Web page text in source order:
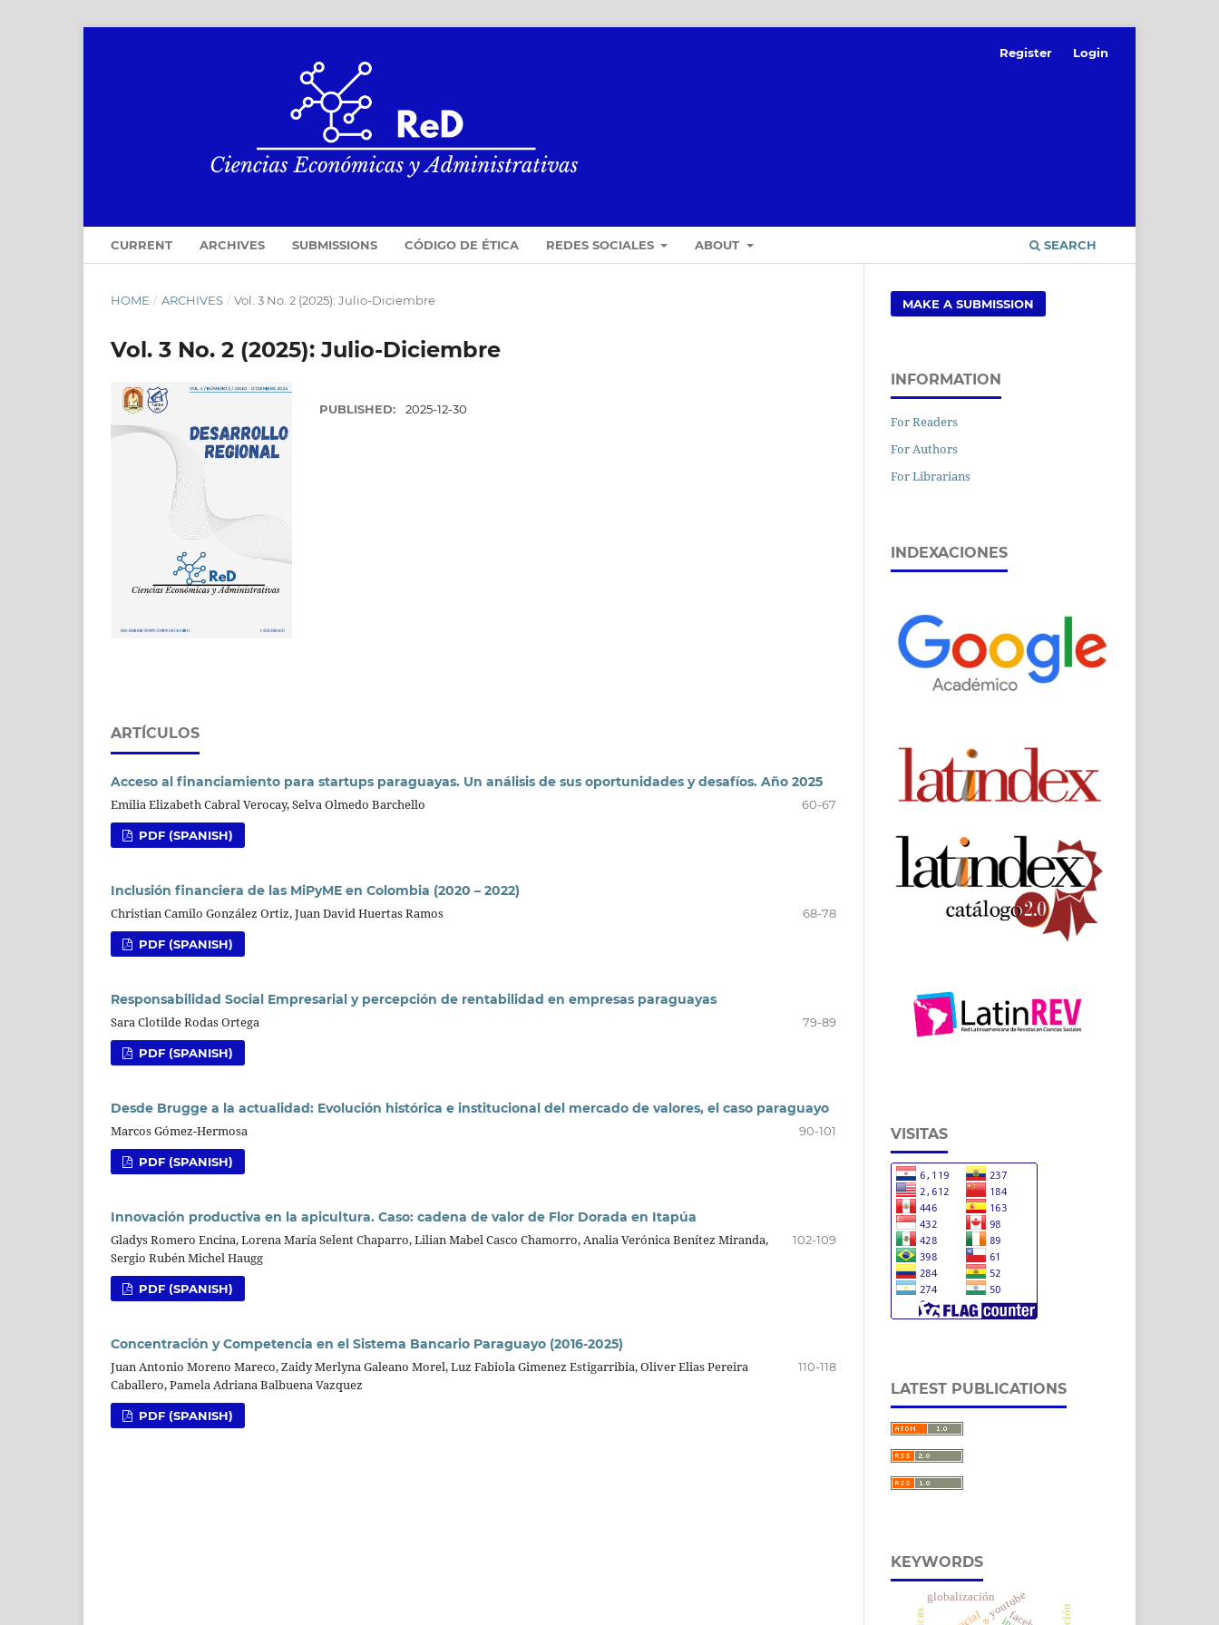
CURRENT ARCHIVES SUBMISSIONS CÓDIGO DE ÉTICA REDES SOCIALES ABOUT SEARCH
Register Login
HOME / ARCHIVES / Vol. 3 No. 2 (2025): Julio-Diciembre
Vol. 3 No. 2 (2025): Julio-Diciembre
PUBLISHED: 2025-12-30
ARTÍCULOS
Acceso al financiamiento para startups paraguayas. Un análisis de sus oportunidades y desafíos. Año 2025
Emilia Elizabeth Cabral Verocay, Selva Olmedo Barchello
60-67
PDF (SPANISH)
Inclusión financiera de las MiPyME en Colombia (2020 – 2022)
Christian Camilo González Ortiz, Juan David Huertas Ramos
68-78
PDF (SPANISH)
Responsabilidad Social Empresarial y percepción de rentabilidad en empresas paraguayas
Sara Clotilde Rodas Ortega
79-89
PDF (SPANISH)
Desde Brugge a la actualidad: Evolución histórica e institucional del mercado de valores, el caso paraguayo
Marcos Gómez-Hermosa
90-101
PDF (SPANISH)
Innovación productiva en la apicultura. Caso: cadena de valor de Flor Dorada en Itapúa
Gladys Romero Encina, Lorena María Selent Chaparro, Lilian Mabel Casco Chamorro, Analia Verónica Benítez Miranda,
Sergio Rubén Michel Haugg
102-109
PDF (SPANISH)
Concentración y Competencia en el Sistema Bancario Paraguayo (2016-2025)
Juan Antonio Moreno Mareco, Zaidy Merlyna Galeano Morel, Luz Fabiola Gimenez Estigarribia, Oliver Elias Pereira
Caballero, Pamela Adriana Balbuena Vazquez
110-118
PDF (SPANISH)
MAKE A SUBMISSION
INFORMATION
For Readers
For Authors
For Librarians
INDEXACIONES
VISITAS
LATEST PUBLICATIONS
KEYWORDS
youtube
globalización